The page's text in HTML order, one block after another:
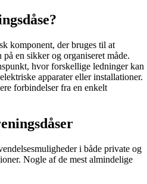
komponent, der bruges til at
en sikker og organiseret måde.
hvor forskellige ledninger kan
apparater eller installationer.
forbindelser fra en enkelt
i både private og
Nogle af de mest almindelige